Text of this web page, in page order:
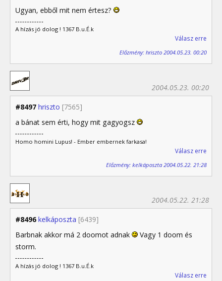
Ugyan, ebből mit nem értesz?
A hízás jó dolog ! 1367 B.u.É.k
Válasz erre
Előzmény: hriszto 2004.05.23. 00:20
#8497 hriszto [7565]
2004.05.23. 00:20
a bánat sem érti, hogy mit gagyogsz
Homo homini Lupus! - Ember embernek farkasa!
Válasz erre
Előzmény: kelkáposzta 2004.05.22. 21:28
#8496 kelkáposzta [6439]
2004.05.22. 21:28
Barbnak akkor má 2 doomot adnak
Vagy 1 doom és
storm.
A hízás jó dolog ! 1367 B.u.É.k
Válasz erre